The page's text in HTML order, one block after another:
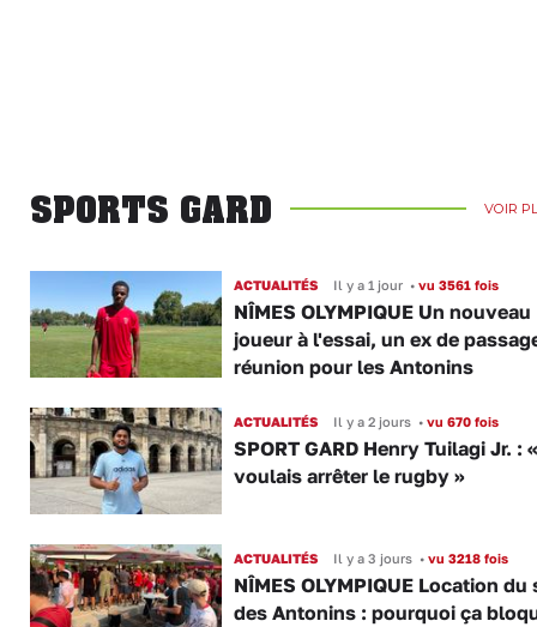
SPORTS GARD VOIR
ACTUALITÉS Il y a 1 jour •vu 3561 fois
NÎMES OLYMPIQUE Un nouveau
joueur à l'essai, un ex de
réunion pour les Antonins
ACTUALITÉS Il y a 2 jours •vu 670 fois
SPORT GARD Henry Tuilagi Jr. :
voulais arrêter le rugby »
ACTUALITÉS Il y a 3 jours •vu 3218 fois
NÎMES OLYMPIQUE Location du
des Antonins : pourquoi ça